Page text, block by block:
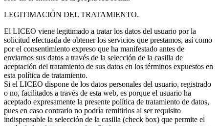
LEGITIMACIÓN DEL TRATAMIENTO.
El LICEO viene legitimado a tratar los datos del usuario por la
solicitud efectuada de obtener los servicios que prestamos, así como
por el consentimiento expreso que ha manifestado antes de
enviarnos sus datos a través de la selección de la casilla de
aceptación del tratamiento de sus datos en los términos expuestos en
esta política de tratamiento.
Si el LICEO dispone de los datos personales del usuario, registrado
o no, facilitados a través de esta web, es porque el usuario ha
aceptado expresamente la presente política de tratamiento de datos,
pues en caso contrario no podría remitirlos al ser requisito
indispensable la selección de la casilla (check box) que permite el